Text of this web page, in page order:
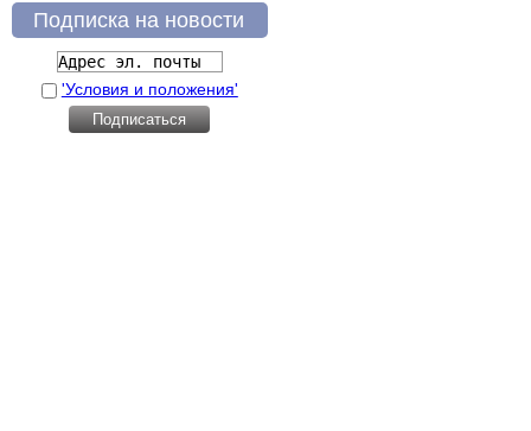
Подписка на новости
'Условия и положения'